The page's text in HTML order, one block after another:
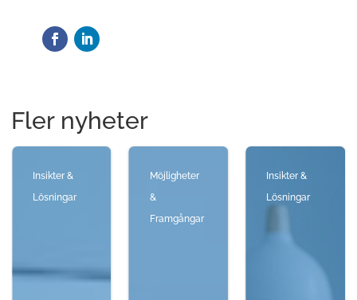
Fler nyheter
Insikter &
Lösningar
Möjligheter
&
Framgångar
Insikter &
Lösningar